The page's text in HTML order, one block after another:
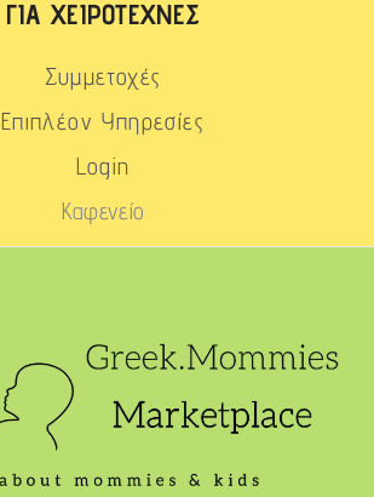
ΓΙΑ ΧΕΙΡΟΤΈΧΝΕΣ
Συμμετοχές
Επιπλέον Υπηρεσίες
Login
Καφενείο